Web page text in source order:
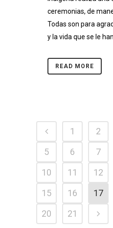
ceremonias, de
Todas son para
y la vida que se le
READ MORE
1 2
5
6 7
10
11 12
15
16 17
20
21